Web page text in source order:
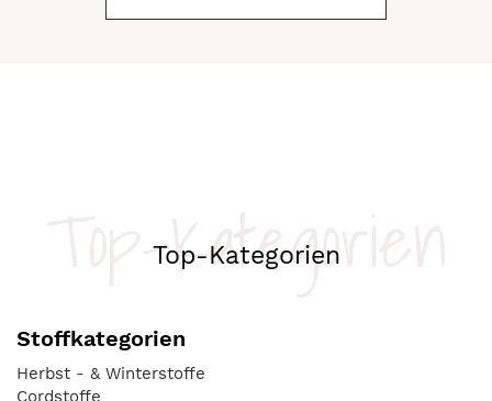
Top-Kategorien
Top-Kategorien
Stoffkategorien
Herbst - & Winterstoffe
Cordstoffe